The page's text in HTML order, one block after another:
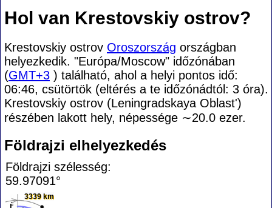
Hol van Krestovskiy ostrov?
Krestovskiy ostrov Oroszország országban
helyezkedik. "Európa/Moscow" időzónában
(GMT+3 ) található, ahol a helyi pontos idő:
06:46, csütörtök (eltérés a te időzónádtól: 3 óra).
Krestovskiy ostrov (Leningradskaya Oblast')
részében lakott hely, népessége ∼20.0 ezer.
Földrajzi elhelyezkedés
Földrajzi szélesség:
59.97091°
3339 km